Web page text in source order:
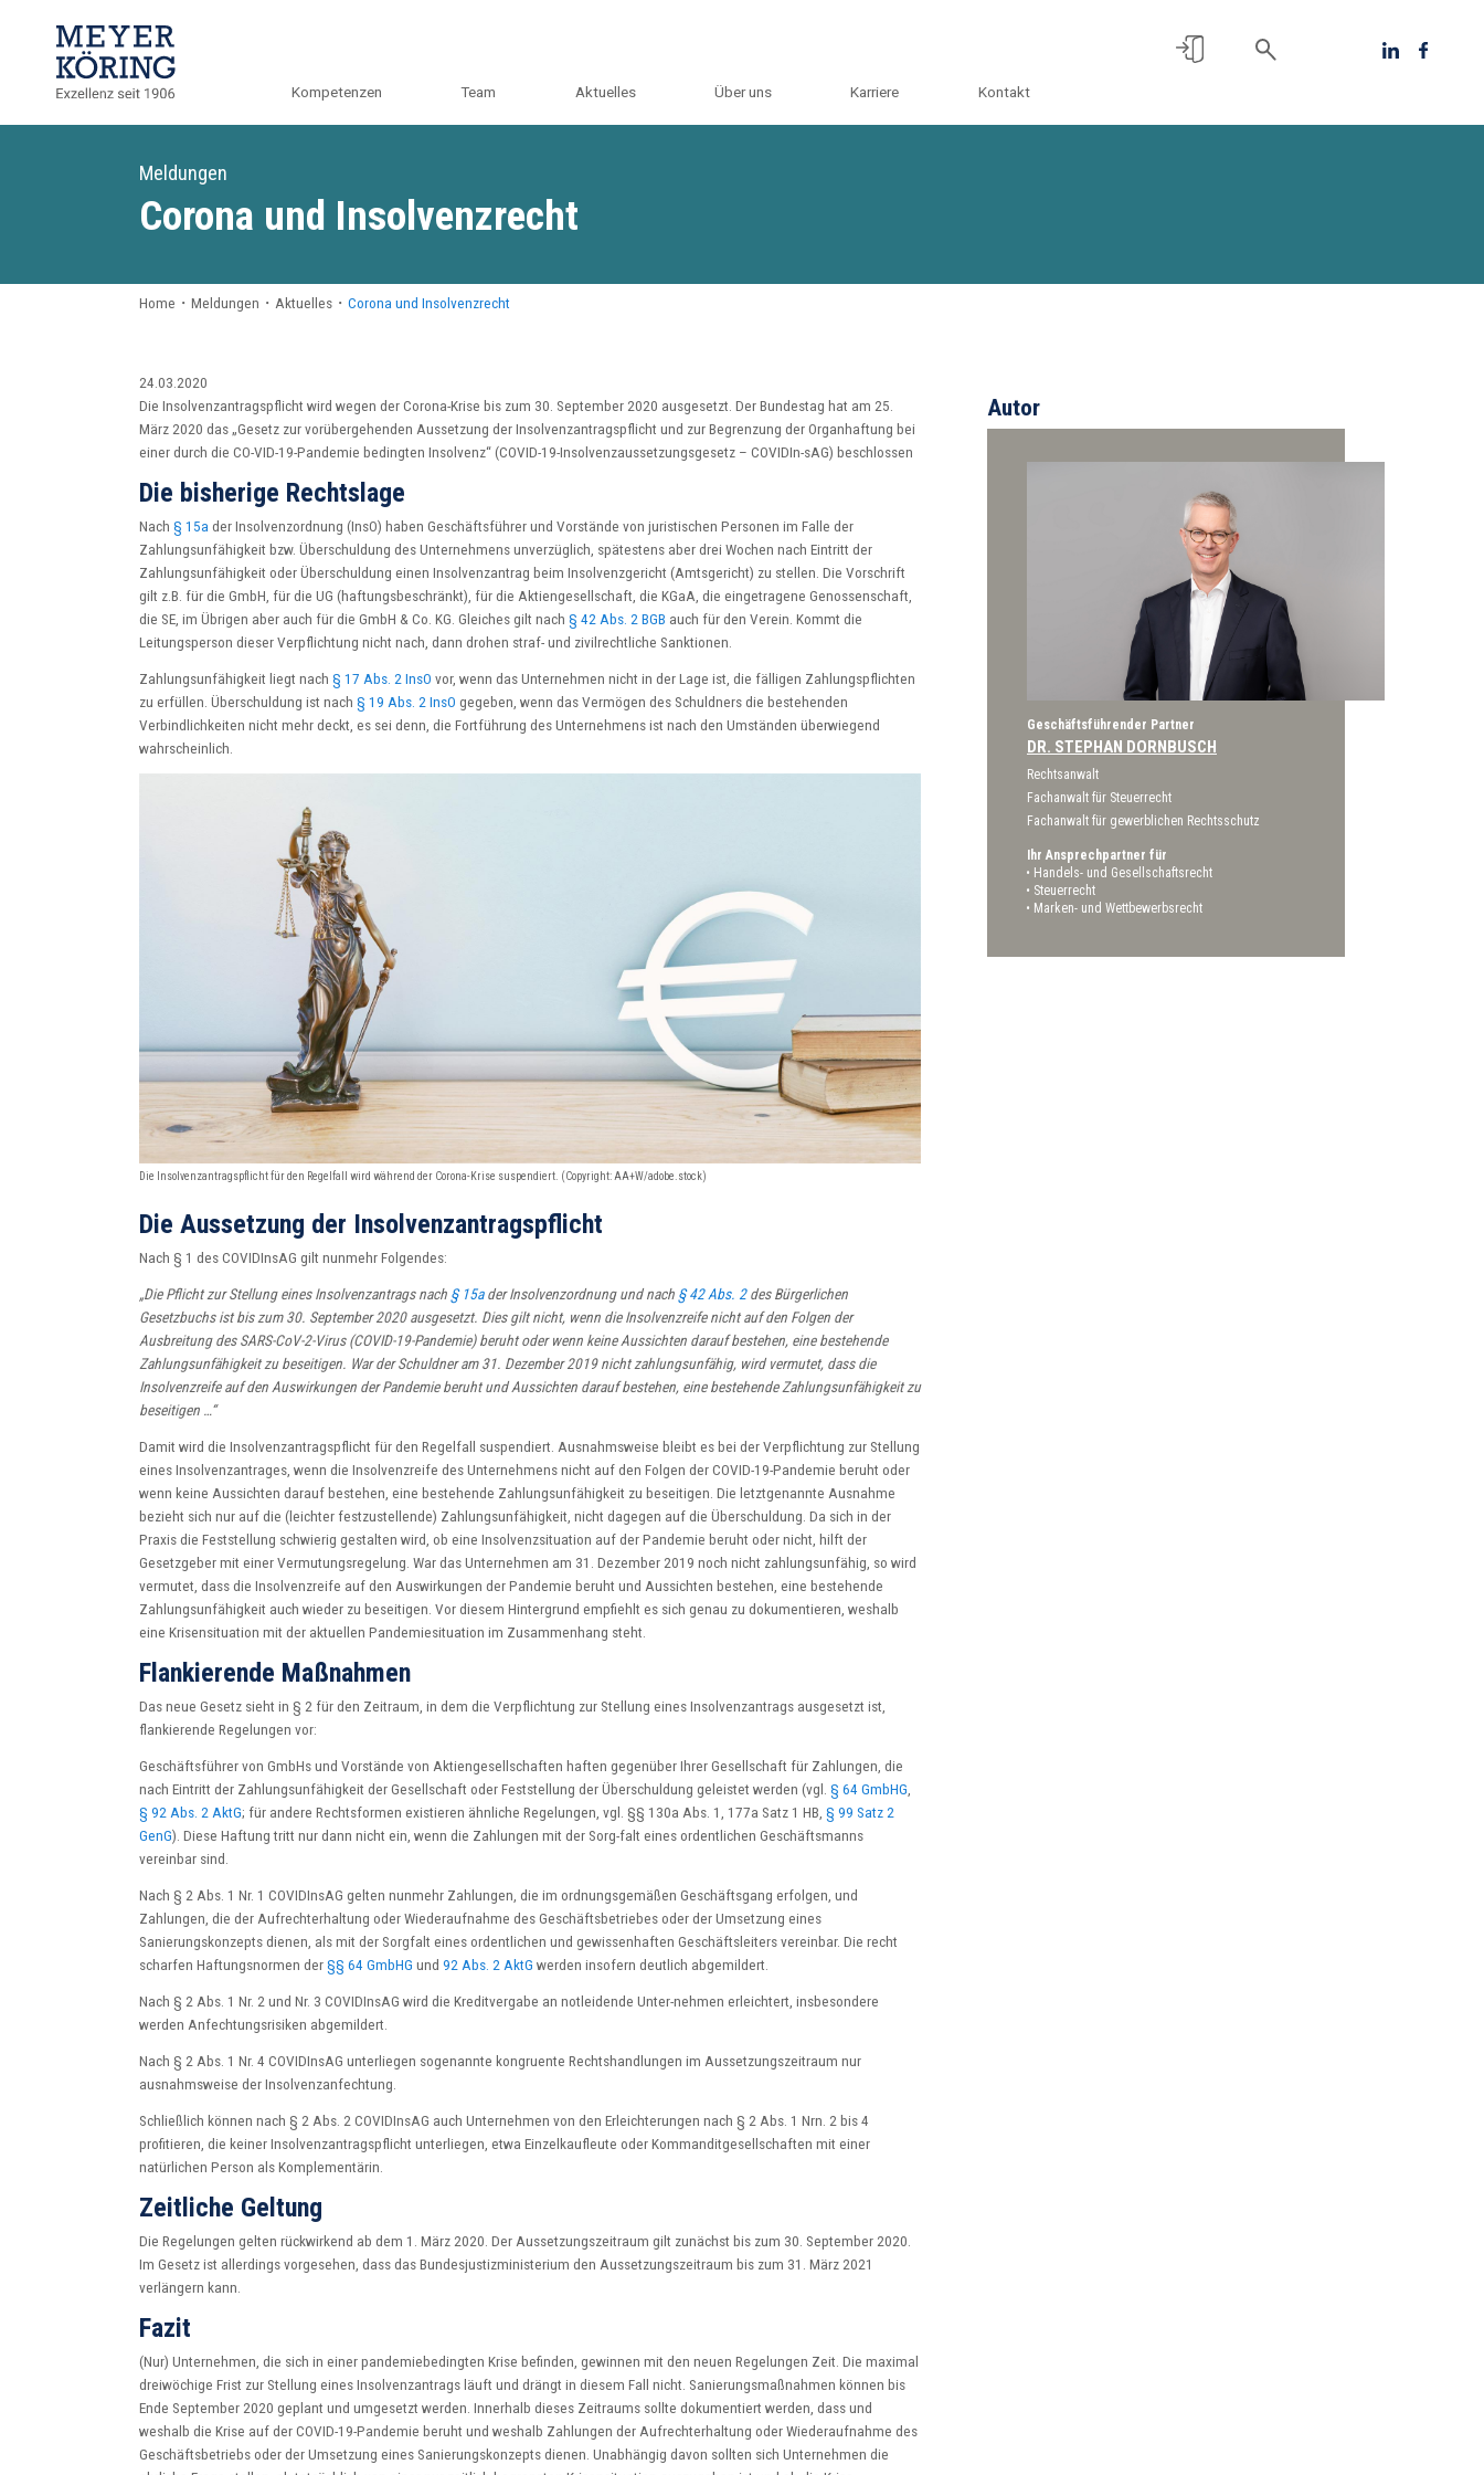
Kompetenzen Team Aktuelles Über uns Karriere Kontakt
Meldungen
Corona und Insolvenzrecht
Home ・ Meldungen ・ Aktuelles ・ Corona und Insolvenzrecht
24.03.2020
Die Insolvenzantragspflicht wird wegen der Corona-Krise bis zum 30. September 2020 ausgesetzt. Der Bundestag hat am 25.
März 2020 das „Gesetz zur vorübergehenden Aussetzung der Insolvenzantragspflicht und zur Begrenzung der Organhaftung bei
einer durch die CO-VID-19-Pandemie bedingten Insolvenz“ (COVID-19-Insolvenzaussetzungsgesetz – COVIDIn-sAG) beschlossen
Die bisherige Rechtslage
Nach § 15a der Insolvenzordnung (InsO) haben Geschäftsführer und Vorstände von juristischen Personen im Falle der
Zahlungsunfähigkeit bzw. Überschuldung des Unternehmens unverzüglich, spätestens aber drei Wochen nach Eintritt der
Zahlungsunfähigkeit oder Überschuldung einen Insolvenzantrag beim Insolvenzgericht (Amtsgericht) zu stellen. Die Vorschrift
gilt z.B. für die GmbH, für die UG (haftungsbeschränkt), für die Aktiengesellschaft, die KGaA, die eingetragene Genossenschaft,
die SE, im Übrigen aber auch für die GmbH & Co. KG. Gleiches gilt nach § 42 Abs. 2 BGB auch für den Verein. Kommt die
Leitungsperson dieser Verpflichtung nicht nach, dann drohen straf- und zivilrechtliche Sanktionen.
Zahlungsunfähigkeit liegt nach § 17 Abs. 2 InsO vor, wenn das Unternehmen nicht in der Lage ist, die fälligen Zahlungspflichten
zu erfüllen. Überschuldung ist nach § 19 Abs. 2 InsO gegeben, wenn das Vermögen des Schuldners die bestehenden
Verbindlichkeiten nicht mehr deckt, es sei denn, die Fortführung des Unternehmens ist nach den Umständen überwiegend
wahrscheinlich.
Die Insolvenzantragspflicht für den Regelfall wird während der Corona-Krise suspendiert. (Copyright: AA+W/adobe.stock)
Die Aussetzung der Insolvenzantragspflicht
Nach § 1 des COVIDInsAG gilt nunmehr Folgendes:
„Die Pflicht zur Stellung eines Insolvenzantrags nach § 15ader Insolvenzordnung und nach § 42 Abs. 2des Bürgerlichen
Gesetzbuchs ist bis zum 30. September 2020 ausgesetzt. Dies gilt nicht, wenn die Insolvenzreife nicht auf den Folgen der
Ausbreitung des SARS-CoV-2-Virus (COVID-19-Pandemie) beruht oder wenn keine Aussichten darauf bestehen, eine bestehende
Zahlungsunfähigkeit zu beseitigen. War der Schuldner am 31. Dezember 2019 nicht zahlungsunfähig, wird vermutet, dass die
Insolvenzreife auf den Auswirkungen der Pandemie beruht und Aussichten darauf bestehen, eine bestehende Zahlungsunfähigkeit zu
beseitigen …“
Damit wird die Insolvenzantragspflicht für den Regelfall suspendiert. Ausnahmsweise bleibt es bei der Verpflichtung zur Stellung
eines Insolvenzantrages, wenn die Insolvenzreife des Unternehmens nicht auf den Folgen der COVID-19-Pandemie beruht oder
wenn keine Aussichten darauf bestehen, eine bestehende Zahlungsunfähigkeit zu beseitigen. Die letztgenannte Ausnahme
bezieht sich nur auf die (leichter festzustellende) Zahlungsunfähigkeit, nicht dagegen auf die Überschuldung. Da sich in der
Praxis die Feststellung schwierig gestalten wird, ob eine Insolvenzsituation auf der Pandemie beruht oder nicht, hilft der
Gesetzgeber mit einer Vermutungsregelung. War das Unternehmen am 31. Dezember 2019 noch nicht zahlungsunfähig, so wird
vermutet, dass die Insolvenzreife auf den Auswirkungen der Pandemie beruht und Aussichten bestehen, eine bestehende
Zahlungsunfähigkeit auch wieder zu beseitigen. Vor diesem Hintergrund empfiehlt es sich genau zu dokumentieren, weshalb
eine Krisensituation mit der aktuellen Pandemiesituation im Zusammenhang steht.
Flankierende Maßnahmen
Das neue Gesetz sieht in § 2 für den Zeitraum, in dem die Verpflichtung zur Stellung eines Insolvenzantrags ausgesetzt ist,
flankierende Regelungen vor:
Geschäftsführer von GmbHs und Vorstände von Aktiengesellschaften haften gegenüber Ihrer Gesellschaft für Zahlungen, die
nach Eintritt der Zahlungsunfähigkeit der Gesellschaft oder Feststellung der Überschuldung geleistet werden (vgl. § 64 GmbHG,
§ 92 Abs. 2 AktG; für andere Rechtsformen existieren ähnliche Regelungen, vgl. §§ 130a Abs. 1, 177a Satz 1 HB, § 99 Satz 2
GenG). Diese Haftung tritt nur dann nicht ein, wenn die Zahlungen mit der Sorg-falt eines ordentlichen Geschäftsmanns
vereinbar sind.
Nach § 2 Abs. 1 Nr. 1 COVIDInsAG gelten nunmehr Zahlungen, die im ordnungsgemäßen Geschäftsgang erfolgen, und
Zahlungen, die der Aufrechterhaltung oder Wiederaufnahme des Geschäftsbetriebes oder der Umsetzung eines
Sanierungskonzepts dienen, als mit der Sorgfalt eines ordentlichen und gewissenhaften Geschäftsleiters vereinbar. Die recht
scharfen Haftungsnormen der§§ 64 GmbHG und 92 Abs. 2 AktG werden insofern deutlich abgemildert.
Nach § 2 Abs. 1 Nr. 2 und Nr. 3 COVIDInsAG wird die Kreditvergabe an notleidende Unter-nehmen erleichtert, insbesondere
werden Anfechtungsrisiken abgemildert.
Nach § 2 Abs. 1 Nr. 4 COVIDInsAG unterliegen sogenannte kongruente Rechtshandlungen im Aussetzungszeitraum nur
ausnahmsweise der Insolvenzanfechtung.
Schließlich können nach § 2 Abs. 2 COVIDInsAG auch Unternehmen von den Erleichterungen nach § 2 Abs. 1 Nrn. 2 bis 4
profitieren, die keiner Insolvenzantragspflicht unterliegen, etwa Einzelkaufleute oder Kommanditgesellschaften mit einer
natürlichen Person als Komplementärin.
Zeitliche Geltung
Die Regelungen gelten rückwirkend ab dem 1. März 2020. Der Aussetzungszeitraum gilt zunächst bis zum 30. September 2020.
Im Gesetz ist allerdings vorgesehen, dass das Bundesjustizministerium den Aussetzungszeitraum bis zum 31. März 2021
verlängern kann.
Fazit
(Nur) Unternehmen, die sich in einer pandemiebedingten Krise befinden, gewinnen mit den neuen Regelungen Zeit. Die maximal
dreiwöchige Frist zur Stellung eines Insolvenzantrags läuft und drängt in diesem Fall nicht. Sanierungsmaßnahmen können bis
Ende September 2020 geplant und umgesetzt werden. Innerhalb dieses Zeitraums sollte dokumentiert werden, dass und
weshalb die Krise auf der COVID-19-Pandemie beruht und weshalb Zahlungen der Aufrechterhaltung oder Wiederaufnahme des
Geschäftsbetriebs oder der Umsetzung eines Sanierungskonzepts dienen. Unabhängig davon sollten sich Unternehmen die
Autor
Geschäftsführender Partner
DR. STEPHAN DORNBUSCH
Rechtsanwalt
Fachanwalt für Steuerrecht
Fachanwalt für gewerblichen Rechtsschutz
Ihr Ansprechpartner für
Handels- und Gesellschaftsrecht
Steuerrecht
Marken- und Wettbewerbsrecht